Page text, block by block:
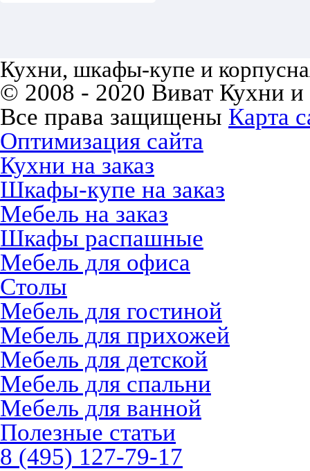
Кухни, шкафы-купе и
© 2008 - 2020 Виват Кухни
Все права защищены Карта
Оптимизация сайта
Кухни на заказ
Шкафы-купе на заказ
Мебель на заказ
Шкафы распашные
Мебель для офиса
Столы
Мебель для гостиной
Мебель для прихожей
Мебель для детской
Мебель для спальни
Мебель для ванной
Полезные статьи
8 (495) 127-79-17